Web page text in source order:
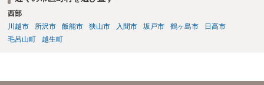
西部
川越市
所沢市 飯能市 狭山市 入間市 坂戸市 鶴ヶ島市
日高市
毛呂山町
越生町